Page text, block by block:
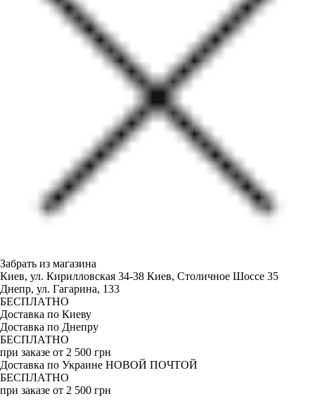
Забрать из магазина
Киев, ул. Кирилловская 34-38 Киев, Столичное Шоссе 35
Днепр, ул. Гагарина, 133
БЕСПЛАТНО
Доставка по Киеву
Доставка по Днепру
БЕСПЛАТНО
при заказе от 2 500 грн
Доставка по Украине НОВОЙ ПОЧТОЙ
БЕСПЛАТНО
при заказе от 2 500 грн